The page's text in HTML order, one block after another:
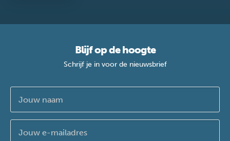
Blijf op de hoogte
Schrijf je in voor de nieuwsbrief